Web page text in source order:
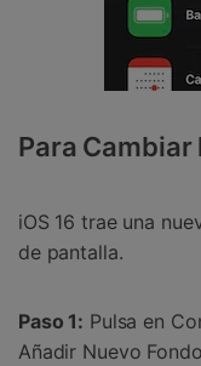
Para Cambiar
iOS 16 trae una
de pantalla.
Paso 1: Pulsa en
Añadir Nuevo